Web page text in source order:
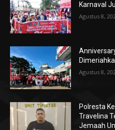
Karnaval
Agustus 8,
Agustus 8,
Polresta
Travelina
Jemaah